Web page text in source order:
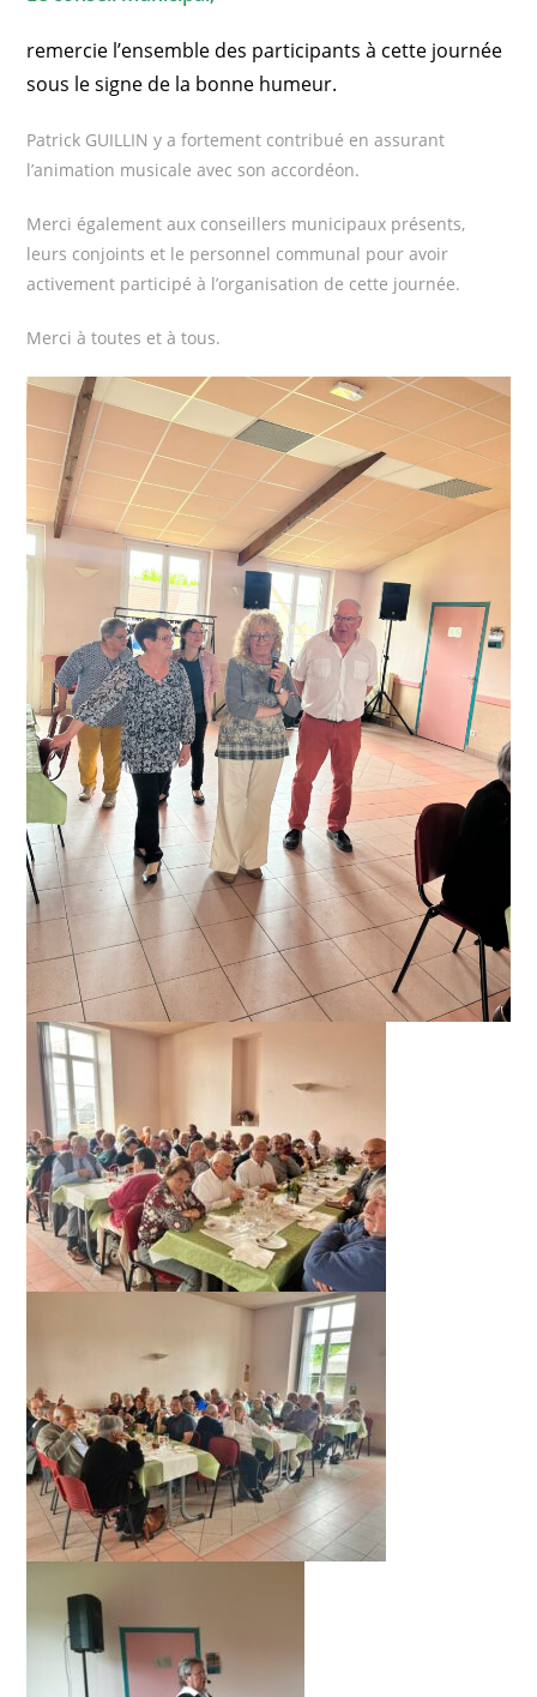
remercie l’ensemble des participants à cette journée
sous le signe de la bonne humeur.
Patrick GUILLIN y a fortement contribué en assurant
l’animation musicale avec son accordéon.
Merci également aux conseillers municipaux présents,
leurs conjoints et le personnel communal pour avoir
activement participé à l’organisation de cette journée.
Merci à toutes et à tous.